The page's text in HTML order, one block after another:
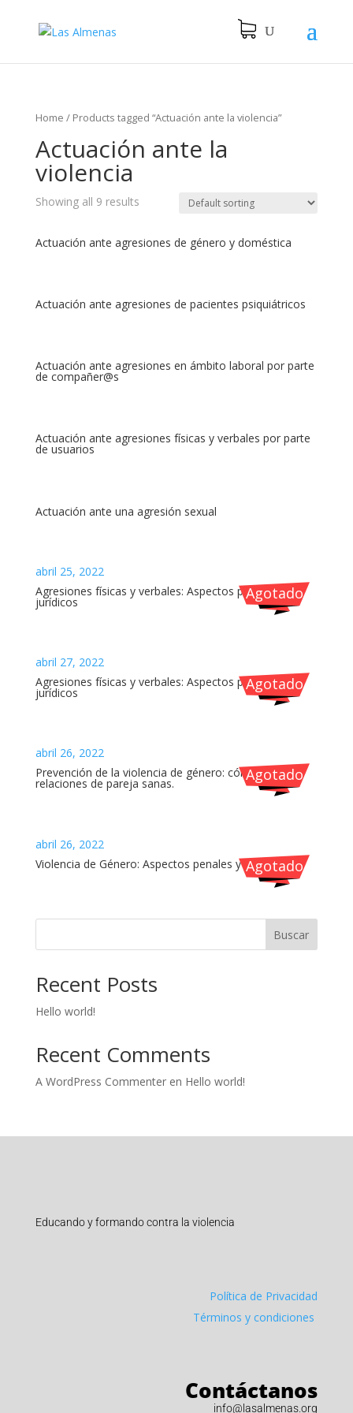
Home / Products tagged “Actuación ante la violencia”
Actuación ante la
violencia
Showing all 9 results
Actuación ante agresiones de género y doméstica
Actuación ante agresiones de pacientes psiquiátricos
Actuación ante agresiones en ámbito laboral por parte
de compañer@s
Actuación ante agresiones físicas y verbales por parte
de usuarios
Actuación ante una agresión sexual
Agotado
abril 25, 2022
Agresiones físicas y verbales: Aspectos penales y
jurídicos
Agotado
abril 27, 2022
Agresiones físicas y verbales: Aspectos penales y
jurídicos
Agotado
abril 26, 2022
Prevención de la violencia de género: cómo construir
relaciones de pareja sanas.
Agotado
abril 26, 2022
Violencia de Género: Aspectos penales y jurídicos
Buscar
Recent Posts
Hello world!
Recent Comments
A WordPress Commenteren Hello world!
Educando y formando contra la violencia
Política de Privacidad
Términos y condiciones
Contáctanos
info@lasalmenas.org